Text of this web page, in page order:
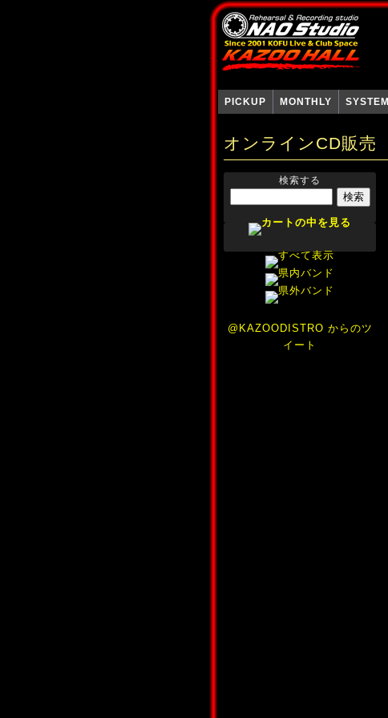
PICKUP MONTHLY SYSTEM
オンラインCD販売
検索する
@KAZOODISTRO からのツ
イート